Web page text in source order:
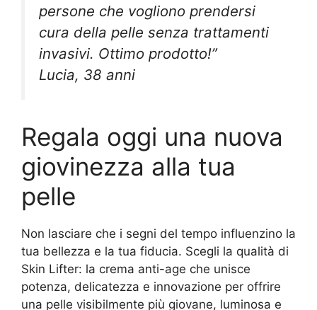
persone che vogliono prendersi
cura della pelle senza trattamenti
invasivi. Ottimo prodotto!”
Lucia, 38 anni
Regala oggi una nuova
giovinezza alla tua
pelle
Non lasciare che i segni del tempo influenzino la
tua bellezza e la tua fiducia. Scegli la qualità di
Skin Lifter: la crema anti-age che unisce
potenza, delicatezza e innovazione per offrire
una pelle visibilmente più giovane, luminosa e